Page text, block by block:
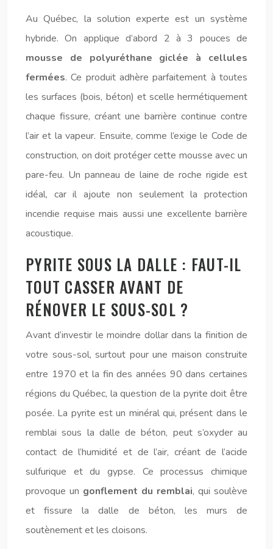
Au Québec, la solution experte est un système
hybride. On applique d’abord 2 à 3 pouces de
mousse de polyuréthane giclée à cellules
fermées. Ce produit adhère parfaitement à toutes
les surfaces (bois, béton) et scelle hermétiquement
chaque fissure, créant une barrière continue contre
l’air et la vapeur. Ensuite, comme l’exige le Code de
construction, on doit protéger cette mousse avec un
pare-feu. Un panneau de laine de roche rigide est
idéal, car il ajoute non seulement la protection
incendie requise mais aussi une excellente barrière
acoustique.
PYRITE SOUS LA DALLE : FAUT-IL
TOUT CASSER AVANT DE
RÉNOVER LE SOUS-SOL ?
Avant d’investir le moindre dollar dans la finition de
votre sous-sol, surtout pour une maison construite
entre 1970 et la fin des années 90 dans certaines
régions du Québec, la question de la pyrite doit être
posée. La pyrite est un minéral qui, présent dans le
remblai sous la dalle de béton, peut s’oxyder au
contact de l’humidité et de l’air, créant de l’acide
sulfurique et du gypse. Ce processus chimique
provoque un gonflement du remblai, qui soulève
et fissure la dalle de béton, les murs de
soutènement et les cloisons.